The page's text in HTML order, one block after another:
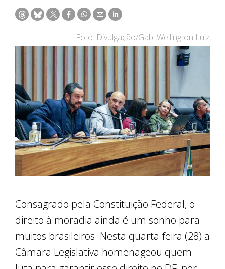
Foto: Divulgação/Gab. Wellington Luiz
Consagrado pela Constituição Federal, o
direito à moradia ainda é um sonho para
muitos brasileiros. Nesta quarta-feira (28) a
Câmara Legislativa homenageou quem